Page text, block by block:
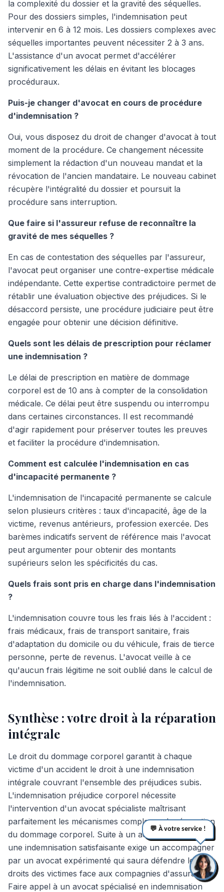
la complexité du dossier et la gravité des séquelles.
Pour des dossiers simples, l'indemnisation peut
intervenir en 6 à 12 mois. Les dossiers complexes avec
séquelles importantes peuvent nécessiter 2 à 3 ans.
L'assistance d'un avocat permet d'accélérer
significativement les délais en évitant les blocages
procéduraux.
Puis-je changer d'avocat en cours de procédure
d'indemnisation ?
Oui, vous disposez du droit de changer d'avocat à tout
moment de la procédure. Ce changement nécessite
simplement la rédaction d'un nouveau mandat et la
révocation de l'ancien mandataire. Le nouveau cabinet
récupère l'intégralité du dossier et poursuit la
procédure sans interruption.
Que faire si l'assureur refuse de reconnaître la
gravité de mes séquelles ?
En cas de contestation des séquelles par l'assureur,
l'avocat peut organiser une contre-expertise médicale
indépendante. Cette expertise contradictoire permet de
rétablir une évaluation objective des préjudices. Si le
désaccord persiste, une procédure judiciaire peut être
engagée pour obtenir une décision définitive.
Quels sont les délais de prescription pour réclamer
une indemnisation ?
Le délai de prescription en matière de dommage
corporel est de 10 ans à compter de la consolidation
médicale. Ce délai peut être suspendu ou interrompu
dans certaines circonstances. Il est recommandé
d'agir rapidement pour préserver toutes les preuves
et faciliter la procédure d'indemnisation.
Comment est calculée l'indemnisation en cas
d'incapacité permanente ?
L'indemnisation de l'incapacité permanente se calcule
selon plusieurs critères : taux d'incapacité, âge de la
victime, revenus antérieurs, profession exercée. Des
barèmes indicatifs servent de référence mais l'avocat
peut argumenter pour obtenir des montants
supérieurs selon les spécificités du cas.
Quels frais sont pris en charge dans l'indemnisation
?
L'indemnisation couvre tous les frais liés à l'accident :
frais médicaux, frais de transport sanitaire, frais
d'adaptation du domicile ou du véhicule, frais de tierce
personne, perte de revenus. L'avocat veille à ce
qu'aucun frais légitime ne soit oublié dans le calcul de
l'indemnisation.
Synthèse : votre droit à la réparation
intégrale
Le droit du dommage corporel garantit à chaque
victime d'un accident le droit à une indemnisation
intégrale couvrant l'ensemble des préjudices subis.
L'indemnisation préjudice corporel nécessite
l'intervention d'un avocat spécialiste maîtrisant
parfaitement les mécanismes complexes de réparation
du dommage corporel. Suite à un accident, obtenir
une indemnisation satisfaisante exige un accompagner
par un avocat expérimenté qui saura défendre les
droits des victimes face aux compagnies d'assurance.
Faire appel à un avocat spécialisé en indemnisation
💬 À votre service !